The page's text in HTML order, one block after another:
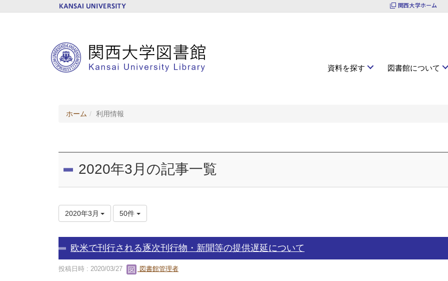
関西大学ホーム
資料を探す 図書館について
ホーム 利用情報
2020年3月の記事一覧
2020年3月 50件
欧米で刊行される逐次刊行物・新聞等の提供遅延について
投稿日時 : 2020/03/27 図書館管理者